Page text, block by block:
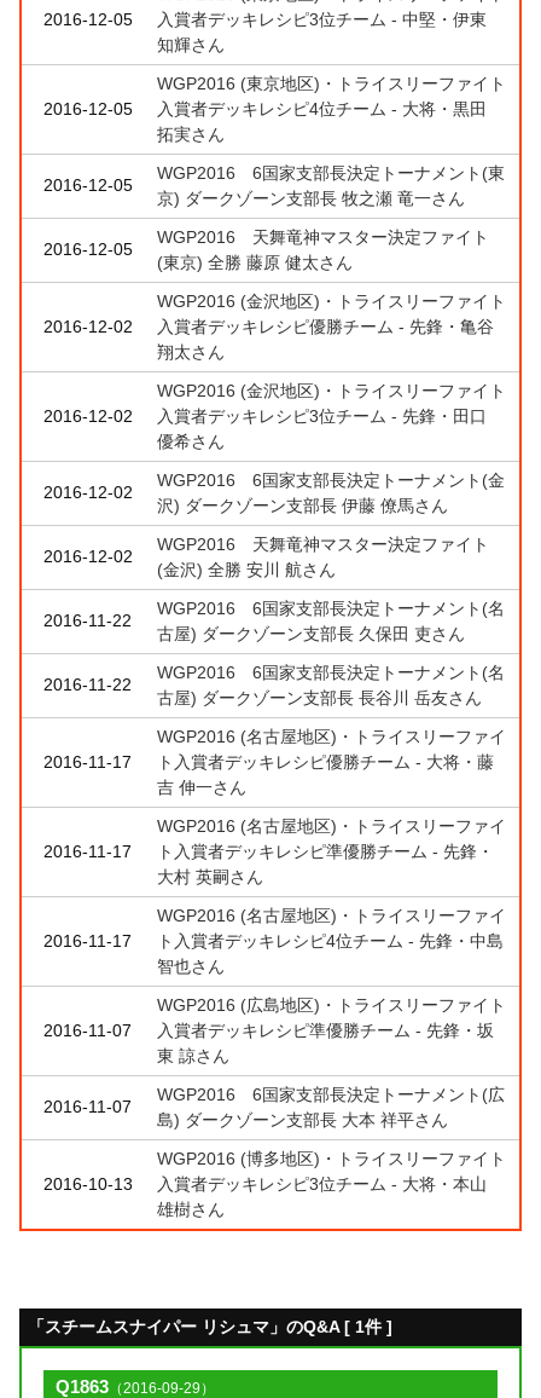
2016-12-05
入賞者デッキレシピ3位チーム - 中堅・伊東
知輝さん
2016-12-05
WGP2016 (東京地区)・トライスリーファイト
入賞者デッキレシピ4位チーム - 大将・黒田
拓実さん
2016-12-05
WGP2016 6国家支部長決定トーナメント(東
京) ダークゾーン支部長 牧之瀬 竜一さん
2016-12-05
WGP2016 天舞竜神マスター決定ファイト
(東京) 全勝 藤原 健太さん
2016-12-02
WGP2016 (金沢地区)・トライスリーファイト
入賞者デッキレシピ優勝チーム - 先鋒・亀谷
翔太さん
2016-12-02
WGP2016 (金沢地区)・トライスリーファイト
入賞者デッキレシピ3位チーム - 先鋒・田口
優希さん
2016-12-02
WGP2016 6国家支部長決定トーナメント(金
沢) ダークゾーン支部長 伊藤 僚馬さん
2016-12-02
WGP2016 天舞竜神マスター決定ファイト
(金沢) 全勝 安川 航さん
2016-11-22
WGP2016 6国家支部長決定トーナメント(名
古屋) ダークゾーン支部長 久保田 吏さん
2016-11-22
WGP2016 6国家支部長決定トーナメント(名
古屋) ダークゾーン支部長 長谷川 岳友さん
2016-11-17
WGP2016 (名古屋地区)・トライスリーファイ
ト入賞者デッキレシピ優勝チーム - 大将・藤
吉 伸一さん
2016-11-17
WGP2016 (名古屋地区)・トライスリーファイ
ト入賞者デッキレシピ準優勝チーム - 先鋒・
大村 英嗣さん
2016-11-17
WGP2016 (名古屋地区)・トライスリーファイ
ト入賞者デッキレシピ4位チーム - 先鋒・中島
智也さん
2016-11-07
WGP2016 (広島地区)・トライスリーファイト
入賞者デッキレシピ準優勝チーム - 先鋒・坂
東 諒さん
2016-11-07
WGP2016 6国家支部長決定トーナメント(広
島) ダークゾーン支部長 大本 祥平さん
2016-10-13
WGP2016 (博多地区)・トライスリーファイト
入賞者デッキレシピ3位チーム - 大将・本山
雄樹さん
「スチームスナイパー リシュマ」のQ&A [ 1件 ]
Q1863 （2016-09-29）